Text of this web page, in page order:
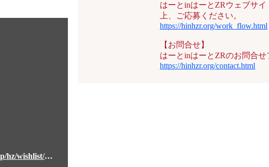
https://www.amazon.co.jp/hz/wishlist/ls/VKLZ5L07O7S9?ref_=wl_fv_le
はーとinはーとZRウェブサ
上、ご応募ください。
https://hinhzr.org/work_flow.html
【お問合せ】
はーとinはーとZRのお問合
https://hinhzr.org/contact.html